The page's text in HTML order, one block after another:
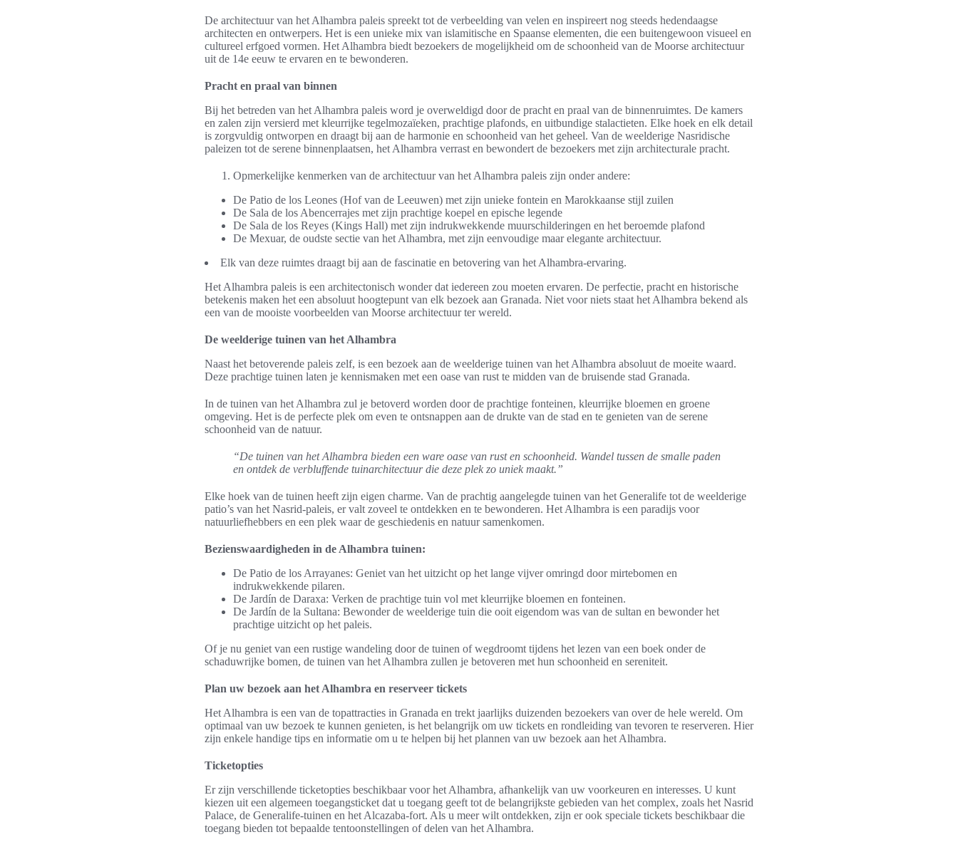
De architectuur van het Alhambra paleis spreekt tot de verbeelding van velen en inspireert nog steeds hedendaagse
architecten en ontwerpers. Het is een unieke mix van islamitische en Spaanse elementen, die een buitengewoon visueel en
cultureel erfgoed vormen. Het Alhambra biedt bezoekers de mogelijkheid om de schoonheid van de Moorse architectuur
uit de 14e eeuw te ervaren en te bewonderen.
Pracht en praal van binnen
Bij het betreden van het Alhambra paleis word je overweldigd door de pracht en praal van de binnenruimtes. De kamers
en zalen zijn versierd met kleurrijke tegelmozaïeken, prachtige plafonds, en uitbundige stalactieten. Elke hoek en elk detail
is zorgvuldig ontworpen en draagt bij aan de harmonie en schoonheid van het geheel. Van de weelderige Nasridische
paleizen tot de serene binnenplaatsen, het Alhambra verrast en bewondert de bezoekers met zijn architecturale pracht.
Opmerkelijke kenmerken van de architectuur van het Alhambra paleis zijn onder andere:
De Patio de los Leones (Hof van de Leeuwen) met zijn unieke fontein en Marokkaanse stijl zuilen
De Sala de los Abencerrajes met zijn prachtige koepel en epische legende
De Sala de los Reyes (Kings Hall) met zijn indrukwekkende muurschilderingen en het beroemde plafond
De Mexuar, de oudste sectie van het Alhambra, met zijn eenvoudige maar elegante architectuur.
Elk van deze ruimtes draagt bij aan de fascinatie en betovering van het Alhambra-ervaring.
Het Alhambra paleis is een architectonisch wonder dat iedereen zou moeten ervaren. De perfectie, pracht en historische
betekenis maken het een absoluut hoogtepunt van elk bezoek aan Granada. Niet voor niets staat het Alhambra bekend als
een van de mooiste voorbeelden van Moorse architectuur ter wereld.
De weelderige tuinen van het Alhambra
Naast het betoverende paleis zelf, is een bezoek aan de weelderige tuinen van het Alhambra absoluut de moeite waard.
Deze prachtige tuinen laten je kennismaken met een oase van rust te midden van de bruisende stad Granada.
In de tuinen van het Alhambra zul je betoverd worden door de prachtige fonteinen, kleurrijke bloemen en groene
omgeving. Het is de perfecte plek om even te ontsnappen aan de drukte van de stad en te genieten van de serene
schoonheid van de natuur.
“De tuinen van het Alhambra bieden een ware oase van rust en schoonheid. Wandel tussen de smalle paden
en ontdek de verbluffende tuinarchitectuur die deze plek zo uniek maakt.”
Elke hoek van de tuinen heeft zijn eigen charme. Van de prachtig aangelegde tuinen van het Generalife tot de weelderige
patio’s van het Nasrid-paleis, er valt zoveel te ontdekken en te bewonderen. Het Alhambra is een paradijs voor
natuurliefhebbers en een plek waar de geschiedenis en natuur samenkomen.
Bezienswaardigheden in de Alhambra tuinen:
De Patio de los Arrayanes: Geniet van het uitzicht op het lange vijver omringd door mirtebomen en
indrukwekkende pilaren.
De Jardín de Daraxa: Verken de prachtige tuin vol met kleurrijke bloemen en fonteinen.
De Jardín de la Sultana: Bewonder de weelderige tuin die ooit eigendom was van de sultan en bewonder het
prachtige uitzicht op het paleis.
Of je nu geniet van een rustige wandeling door de tuinen of wegdroomt tijdens het lezen van een boek onder de
schaduwrijke bomen, de tuinen van het Alhambra zullen je betoveren met hun schoonheid en sereniteit.
Plan uw bezoek aan het Alhambra en reserveer tickets
Het Alhambra is een van de topattracties in Granada en trekt jaarlijks duizenden bezoekers van over de hele wereld. Om
optimaal van uw bezoek te kunnen genieten, is het belangrijk om uw tickets en rondleiding van tevoren te reserveren. Hier
zijn enkele handige tips en informatie om u te helpen bij het plannen van uw bezoek aan het Alhambra.
Ticketopties
Er zijn verschillende ticketopties beschikbaar voor het Alhambra, afhankelijk van uw voorkeuren en interesses. U kunt
kiezen uit een algemeen toegangsticket dat u toegang geeft tot de belangrijkste gebieden van het complex, zoals het Nasrid
Palace, de Generalife-tuinen en het Alcazaba-fort. Als u meer wilt ontdekken, zijn er ook speciale tickets beschikbaar die
toegang bieden tot bepaalde tentoonstellingen of delen van het Alhambra.